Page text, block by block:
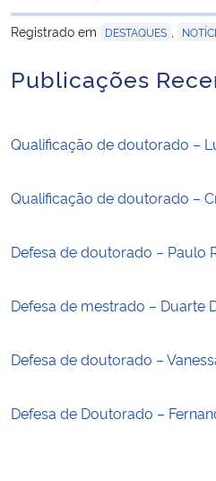
Registrado em
DESTAQUES
Publicações
Qualificação de doutorado –
Qualificação de doutorado –
Defesa de doutorado – Paulo
Defesa de mestrado – Duarte
Defesa de doutorado –
Defesa de Doutorado –